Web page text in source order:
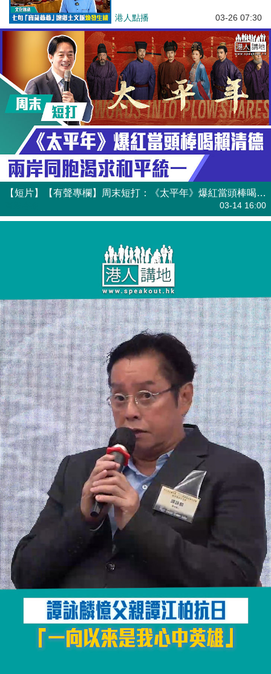
港人點播 03-26 07:30
【短片】【有聲專欄】周末短打：《太平年》爆紅當頭棒喝賴清德 兩岸同胞渴求和平統一
03-14 16:00